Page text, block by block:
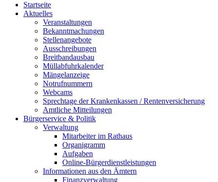
Startseite
Aktuelles
Veranstaltungen
Bekanntmachungen
Stellenangebote
Ausschreibungen
Breitbandausbau
Müllabfuhrkalender
Mängelanzeige
Notrufnummern
Webcams
Sprechtage der Krankenkassen / Rentenversicherung
Amtliche Mitteilungen
Bürgerservice & Politik
Verwaltung
Mitarbeiter im Rathaus
Organigramm
Aufgaben
Online-Bürgerdienstleistungen
Informationen aus den Ämtern
Finanzverwaltung